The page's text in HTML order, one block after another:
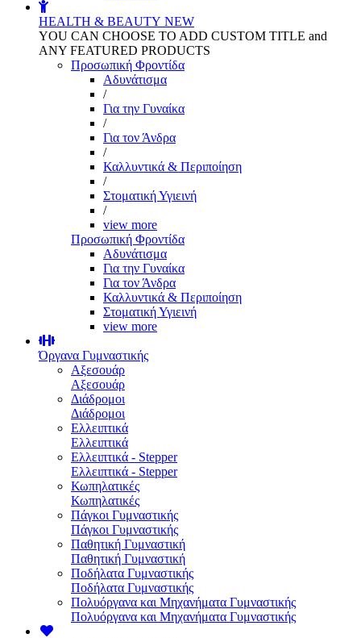
HEALTH & BEAUTY NEW
YOU CAN CHOOSE TO ADD CUSTOM TITLE and
ANY FEATURED PRODUCTS
Προσωπική Φροντίδα
Αδυνάτισμα
/
Για την Γυναίκα
/
Για τον Άνδρα
/
Καλλυντικά & Περιποίηση
/
Στοματική Υγιεινή
/
view more
Προσωπική Φροντίδα
Αδυνάτισμα
Για την Γυναίκα
Για τον Άνδρα
Καλλυντικά & Περιποίηση
Στοματική Υγιεινή
view more
Όργανα Γυμναστικής
Αξεσουάρ
Αξεσουάρ
Διάδρομοι
Διάδρομοι
Ελλειπτικά
Ελλειπτικά
Ελλειπτικά - Stepper
Ελλειπτικά - Stepper
Κωπηλατικές
Κωπηλατικές
Πάγκοι Γυμναστικής
Πάγκοι Γυμναστικής
Παθητική Γυμναστική
Παθητική Γυμναστική
Ποδήλατα Γυμναστικής
Ποδήλατα Γυμναστικής
Πολυόργανα και Μηχανήματα Γυμναστικής
Πολυόργανα και Μηχανήματα Γυμναστικής